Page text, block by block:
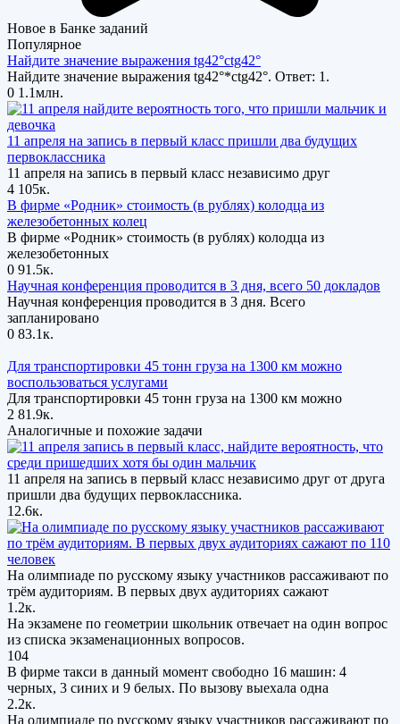
Новое в Банке заданий
Популярное
Найдите значение выражения tg42°ctg42°
Найдите значение выражения tg42°*ctg42°. Ответ: 1.
0 1.1млн.
11 апреля на запись в первый класс пришли два будущих
первоклассника
11 апреля на запись в первый класс независимо друг
4 105к.
В фирме «Родник» стоимость (в рублях) колодца из
железобетонных колец
В фирме «Родник» стоимость (в рублях) колодца из
железобетонных
0 91.5к.
Научная конференция проводится в 3 дня, всего 50 докладов
Научная конференция проводится в 3 дня. Всего
запланировано
0 83.1к.
Для транспортировки 45 тонн груза на 1300 км можно
воспользоваться услугами
Для транспортировки 45 тонн груза на 1300 км можно
2 81.9к.
Аналогичные и похожие задачи
11 апреля на запись в первый класс независимо друг от друга
пришли два будущих первоклассника.
12.6к.
На олимпиаде по русскому языку участников рассаживают по
трём аудиториям. В первых двух аудиториях сажают
1.2к.
На экзамене по геометрии школьник отвечает на один вопрос
из списка экзаменационных вопросов.
104
В фирме такси в данный момент свободно 16 машин: 4
черных, 3 синих и 9 белых. По вызову выехала одна
2.2к.
На олимпиаде по русскому языку участников рассаживают по